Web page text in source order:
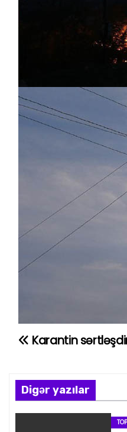
Y
z
ı
Karantin
Digər yazılar